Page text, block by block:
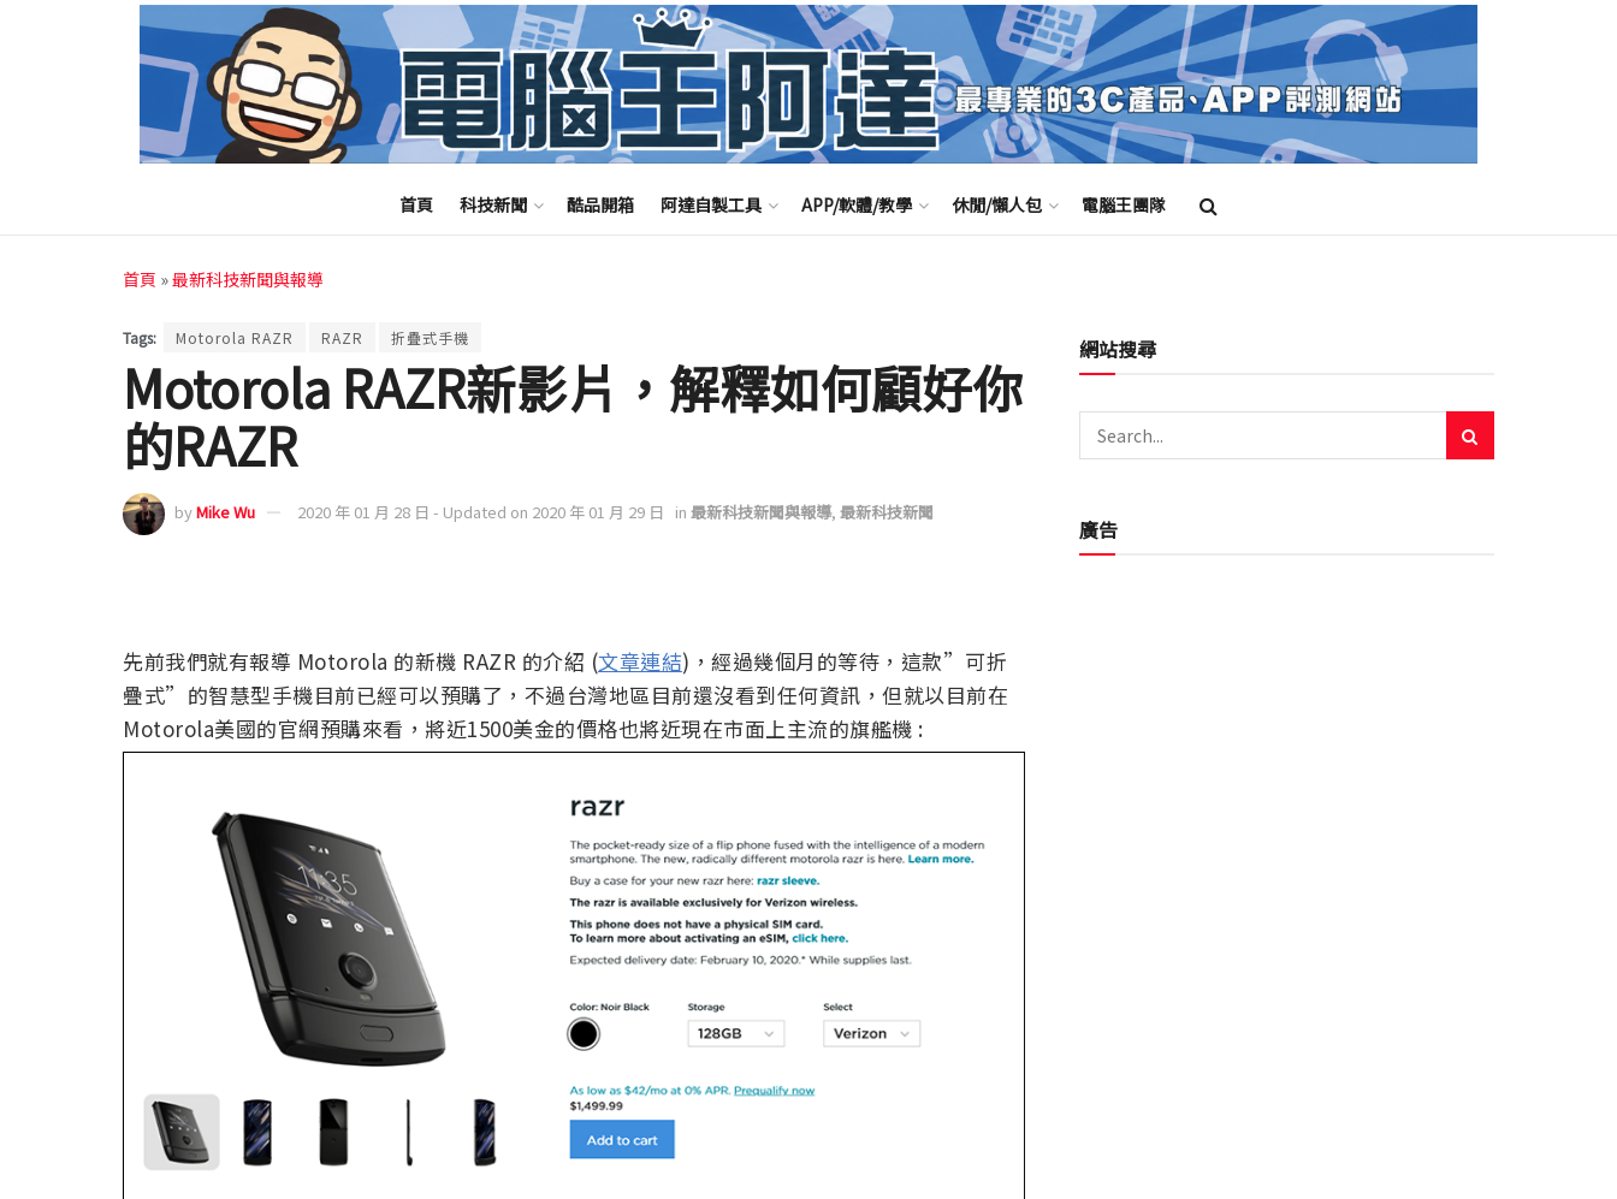
首頁 科技新聞 酷品開箱 阿達自製工具 APP/軟體/教學 休閒/懶人包 電腦王團隊
首頁 »最新科技新聞與報導
Tags: Motorola RAZR RAZR 折疊式手機
Motorola RAZR新影片，解釋如何顧好你
的RAZR
byMike Wu 2020 年 01 月 28 日 - Updated on 2020 年 01 月 29 日 in 最新科技新聞與報導, 最新科技新聞
先前我們就有報導 Motorola 的新機 RAZR 的介紹 (文章連結)，經過幾個月的等待，這款”可折
疊式”的智慧型手機目前已經可以預購了，不過台灣地區目前還沒看到任何資訊，但就以目前在
Motorola美國的官網預購來看，將近1500美金的價格也將近現在市面上主流的旗艦機 :
網站搜尋
廣告